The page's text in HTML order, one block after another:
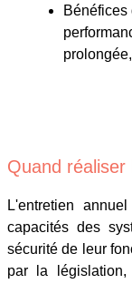
Bénéfices
Quand réaliser
L'entretien
capacités des
sécurité de leur
par la